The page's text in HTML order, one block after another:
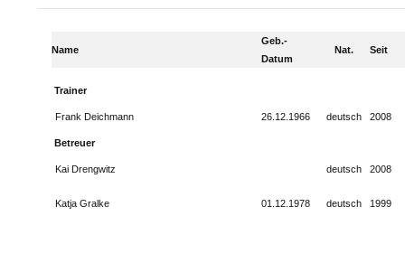
Name
Geb.-
Datum
Nat. Seit
Trainer
Frank Deichmann 26.12.1966 deutsch 2008
Betreuer
Kai Drengwitz deutsch 2008
Katja Gralke 01.12.1978 deutsch 1999